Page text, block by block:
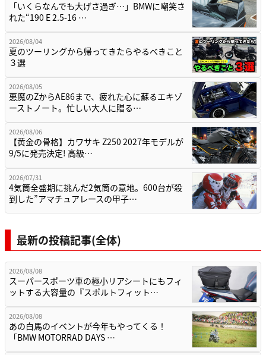
「いくらなんでも大げさ過ぎ…」BMWに嘲笑さ
れた“190 E 2.5-16 …
2026/08/04
夏のツーリングから帰ってきたらやるべきこと
３選
2026/08/05
悪魔のZからAE86まで、疲れた心に蘇るエキゾ
ーストノート。忙しい大人に贈る…
2026/08/06
【黄金の骨格】カワサキ Z250 2027年モデルが
9/5に発売決定! 高級…
2026/07/31
4気筒全盛期に挑んだ2気筒の意地。600台が殺
到した”アマチュアレースの甲子…
最新の投稿記事(全体)
2026/08/08
スーパースポーツ車の極小リアシートにもフィ
ットする大容量の『スポルトフィット…
2026/08/08
あの白馬のイベントが今年もやってくる！
「BMW MOTORRAD DAYS …